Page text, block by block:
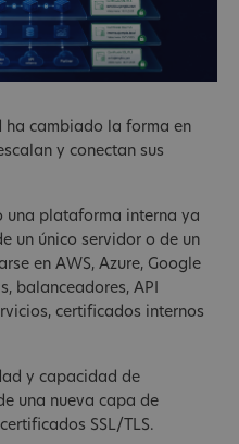
ha cambiado la forma en
y conectan sus
una plataforma interna ya
un único servidor o de un
en AWS, Azure, Google
balanceadores, API
certificados internos
y capacidad de
una nueva capa de
SSL/TLS.